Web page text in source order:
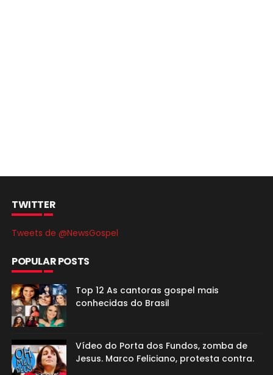
TWITTER
Tweets de @NewsGospel
POPULAR POSTS
Top 12 As cantoras gospel mais
conhecidas do Brasil
Vídeo do Porta dos Fundos, zomba de
Jesus. Marco Feliciano, protesta contra.